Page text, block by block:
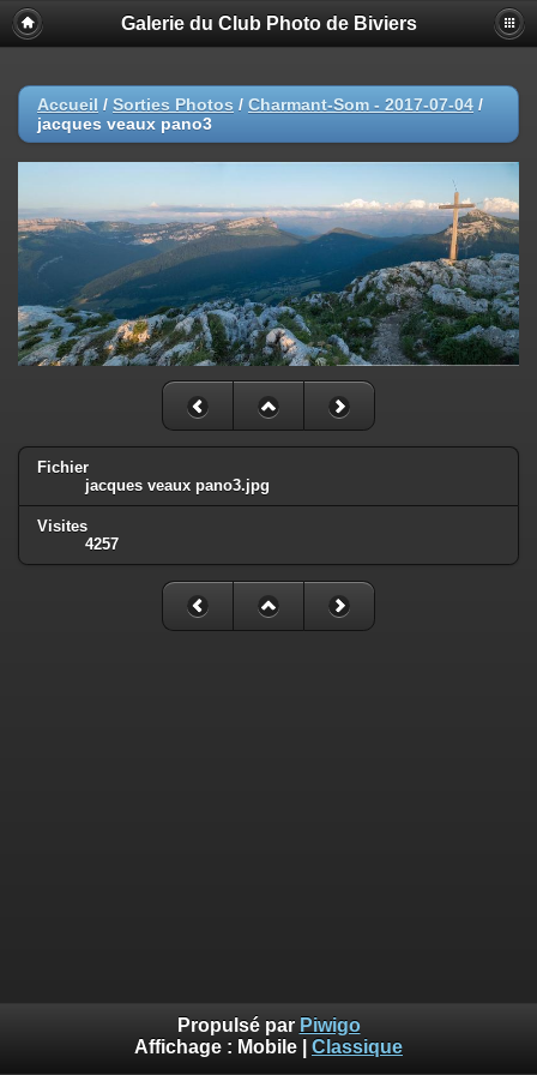
Galerie du Club Photo de Biviers
Accueil / Sorties Photos / Charmant-Som - 2017-07-04 /
jacques veaux pano3
Fichier
jacques veaux pano3.jpg
Visites
4257
Propulsé par Piwigo
Affichage : Mobile Classique